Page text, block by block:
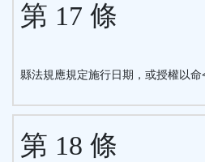
第 17 條
縣法規應規定施行日期，或授權以命
第 18 條